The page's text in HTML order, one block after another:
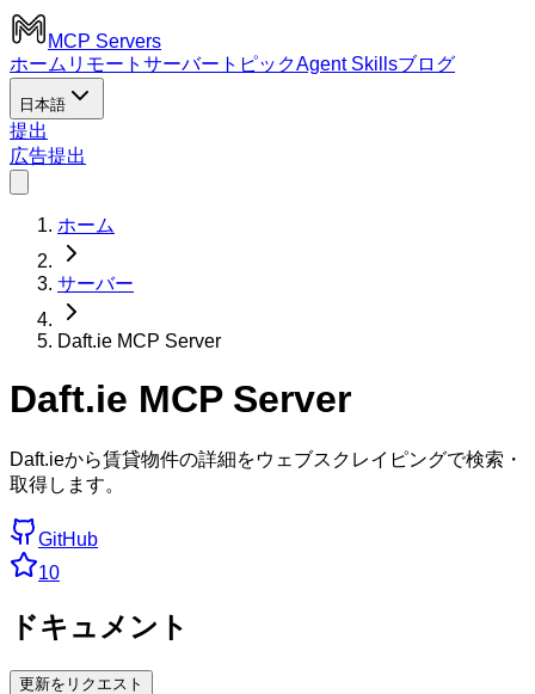
MCP Servers
ホーム リモートサーバー トピックAgent Skillsブログ
日本語
提出
広告提出
ホーム
サーバー
Daft.ie MCP Server
Daft.ie MCP Server
Daft.ieから賃貸物件の詳細をウェブスクレイピングで検索・
取得します。
GitHub
10
ドキュメント
更新をリクエスト